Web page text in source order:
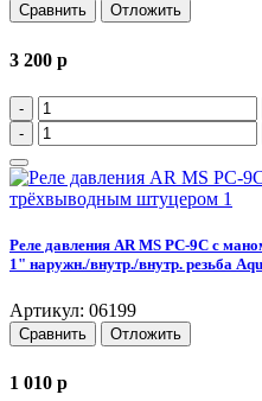
Сравнить Отложить
3 200 p
-
-
Реле давления AR MS PC-9C с
1" наружн./внутр./внутр. резьба
Артикул: 06199
Сравнить Отложить
1 010 p